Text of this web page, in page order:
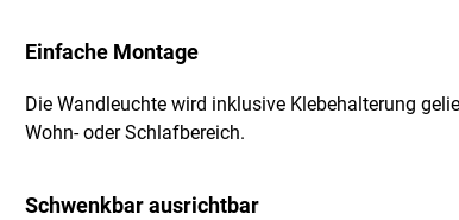
Einfache Montage
Die Wandleuchte wird inklusive Klebehalterung
Wohn- oder Schlafbereich.
Schwenkbar ausrichtbar